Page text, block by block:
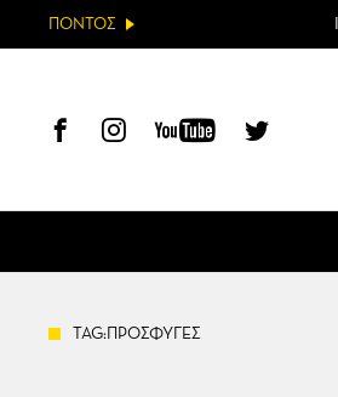
ΠΟΝΤΟΣ
TAG:ΠΡΟΣΦΥΓΕΣ